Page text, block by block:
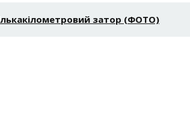
затор (ФОТО)